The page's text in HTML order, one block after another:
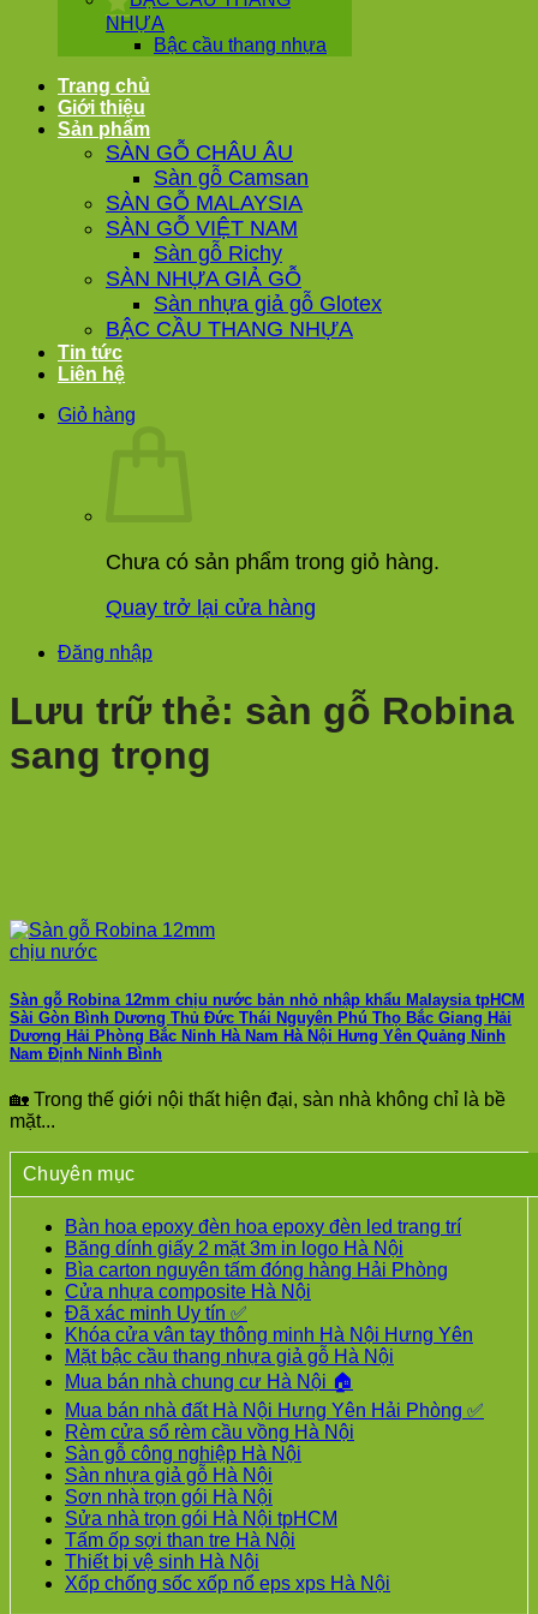
NHỰA
Bậc cầu thang nhựa
Trang chủ
Giới thiệu
Sản phẩm
SÀN GỖ CHÂU ÂU
Sàn gỗ Camsan
SÀN GỖ MALAYSIA
SÀN GỖ VIỆT NAM
Sàn gỗ Richy
SÀN NHỰA GIẢ GỖ
Sàn nhựa giả gỗ Glotex
BẬC CẦU THANG NHỰA
Tin tức
Liên hệ
Giỏ hàng
Chưa có sản phẩm trong giỏ hàng.
Quay trở lại cửa hàng
Đăng nhập
Lưu trữ thẻ: sàn gỗ Robina
sang trọng
Sàn gỗ Robina 12mm chịu nước bản nhỏ nhập khẩu Malaysia tpHCM
Sài Gòn Bình Dương Thủ Đức Thái Nguyên Phú Thọ Bắc Giang Hải
Dương Hải Phòng Bắc Ninh Hà Nam Hà Nội Hưng Yên Quảng Ninh
Nam Định Ninh Bình
🏡 Trong thế giới nội thất hiện đại, sàn nhà không chỉ là bề
mặt...
Chuyên mục
Bàn hoa epoxy đèn hoa epoxy đèn led trang trí
Băng dính giấy 2 mặt 3m in logo Hà Nội
Bìa carton nguyên tấm đóng hàng Hải Phòng
Cửa nhựa composite Hà Nội
Đã xác minh Uy tín ✅
Khóa cửa vân tay thông minh Hà Nội Hưng Yên
Mặt bậc cầu thang nhựa giả gỗ Hà Nội
Mua bán nhà chung cư Hà Nội 🏠
Mua bán nhà đất Hà Nội Hưng Yên Hải Phòng ✅
Rèm cửa sổ rèm cầu vồng Hà Nội
Sàn gỗ công nghiệp Hà Nội
Sàn nhựa giả gỗ Hà Nội
Sơn nhà trọn gói Hà Nội
Sửa nhà trọn gói Hà Nội tpHCM
Tấm ốp sợi than tre Hà Nội
Thiết bị vệ sinh Hà Nội
Xốp chống sốc xốp nổ eps xps Hà Nội